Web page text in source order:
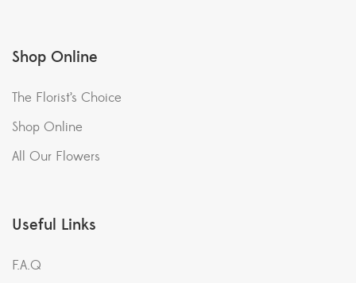
Shop Online
The Florist’s Choice
Shop Online
All Our Flowers
Useful Links
F.A.Q